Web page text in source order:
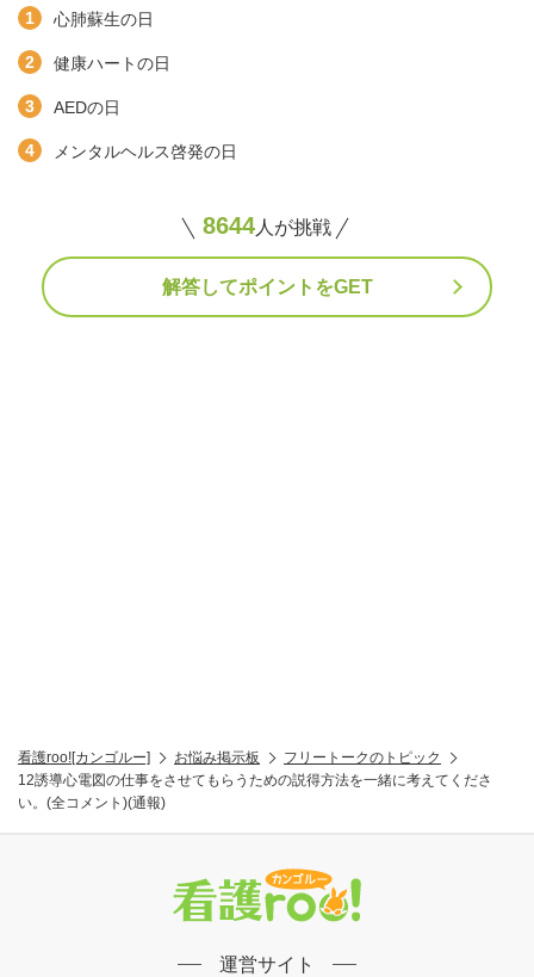
心肺蘇生の日
健康ハートの日
AEDの日
メンタルヘルス啓発の日
8644 人が挑戦
解答してポイントをGET
看護roo![カンゴルー] お悩み掲示板
フリートークのトピック
12誘導心電図の仕事をさせてもらうための説得方法を一緒に考えてくださ
い。(全コメント)(通報)
運営サイト